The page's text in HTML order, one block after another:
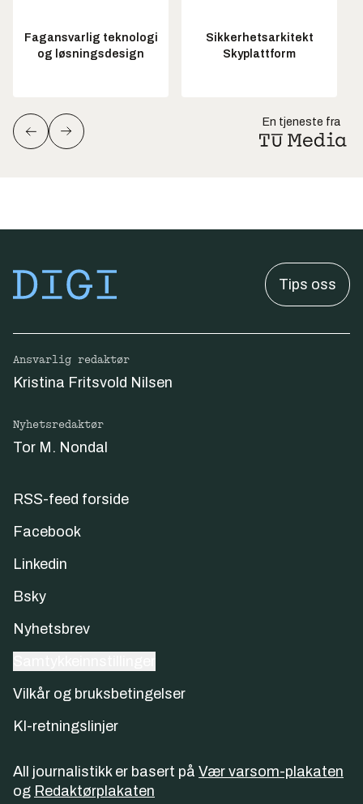
Fagansvarlig teknologi
og løsningsdesign
Sikkerhetsarkitekt
Skyplattform
En tjeneste fra
Tips oss
Ansvarlig redaktør
Kristina Fritsvold Nilsen
Nyhetsredaktør
Tor M. Nondal
RSS-feed forside
Facebook
Linkedin
Bsky
Nyhetsbrev
Vilkår og bruksbetingelser
KI-retningslinjer
All journalistikk er basert på Vær varsom-plakaten
og Redaktørplakaten